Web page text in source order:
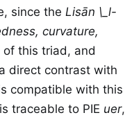
since the Lisān \_l-
curvature,
this triad, and
direct contrast with
compatible with this
traceable to PIE uer,